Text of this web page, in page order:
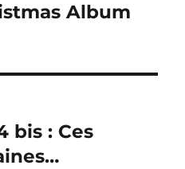
Album
bis : Ces